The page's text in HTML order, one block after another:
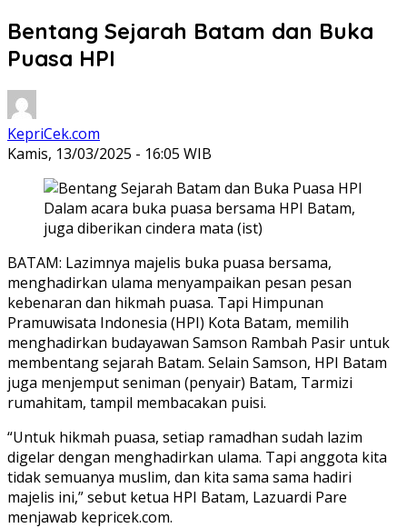
Bentang Sejarah Batam dan Buka
Puasa HPI
KepriCek.com
Kamis, 13/03/2025 - 16:05 WIB
Dalam acara buka puasa bersama HPI Batam,
juga diberikan cindera mata (ist)
BATAM: Lazimnya majelis buka puasa bersama,
menghadirkan ulama menyampaikan pesan pesan
kebenaran dan hikmah puasa. Tapi Himpunan
Pramuwisata Indonesia (HPI) Kota Batam, memilih
menghadirkan budayawan Samson Rambah Pasir untuk
membentang sejarah Batam. Selain Samson, HPI Batam
juga menjemput seniman (penyair) Batam, Tarmizi
rumahitam, tampil membacakan puisi.
“Untuk hikmah puasa, setiap ramadhan sudah lazim
digelar dengan menghadirkan ulama. Tapi anggota kita
tidak semuanya muslim, dan kita sama sama hadiri
majelis ini,” sebut ketua HPI Batam, Lazuardi Pare
menjawab kepricek.com.